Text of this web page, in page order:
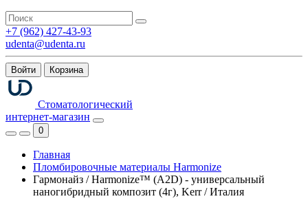
+7 (962) 427-43-93
udenta@udenta.ru
Войти Корзина
Стоматологический
интернет-магазин
0
Главная
Пломбировочные материалы Harmonize
Гармонайз / Harmonize™ (А2D) - универсальный
наногибридный композит (4г), Kerr / Италия